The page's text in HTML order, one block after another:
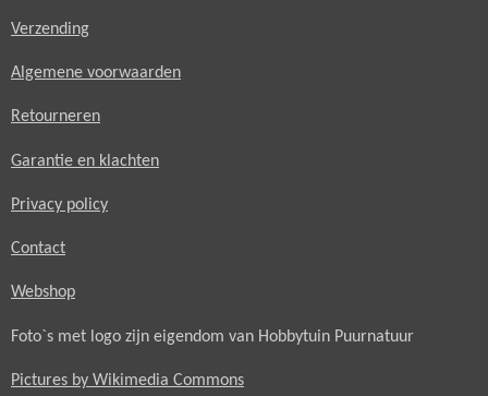
Verzending
Algemene voorwaarden
Retourneren
Garantie en klachten
Privacy policy
Contact
Webshop
Foto`s met logo zijn eigendom van Hobbytuin Puurnatuur
Pictures by Wikimedia Commons